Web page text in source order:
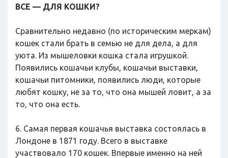
ВСЕ — ДЛЯ КОШКИ?
Сравнительно недавно (по историческим меркам)
кошек стали брать в семью не для дела, а для
уюта. Из мышеловки кошка стала игрушкой.
Появились кошачьи клубы, кошачьи выставки,
кошачьи питомники, появились люди, которые
любят кошку, не за то, что она мышей ловит, а за
то, что она есть.
6. Самая первая кошачья выставка состоялась в
Лондоне в 1871 году. Всего в выставке
участвовало 170 кошек. Впервые именно на ней